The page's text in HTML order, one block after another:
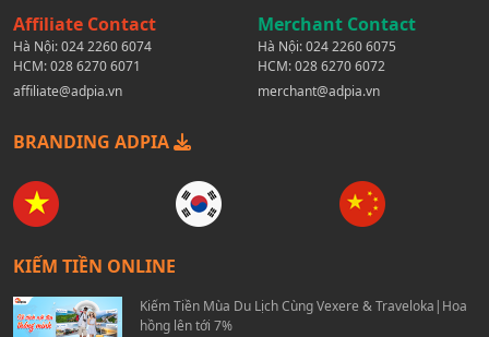
Affiliate Contact
Hà Nội:024 2260 6074
HCM:028 6270 6071
affiliate@adpia.vn
Merchant Contact
Hà Nội:024 2260 6075
HCM:028 6270 6072
merchant@adpia.vn
BRANDING ADPIA
KIẾM TIỀN ONLINE
Kiếm Tiền Mùa Du Lịch Cùng Vexere & Traveloka|Hoa
hồng lên tới 7%